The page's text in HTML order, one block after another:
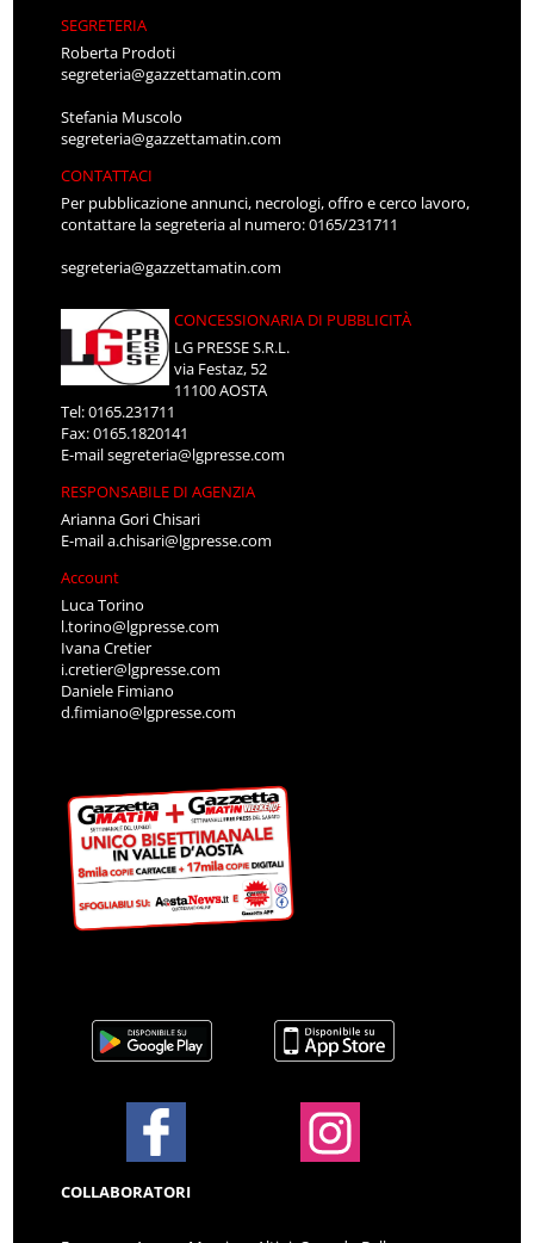
SEGRETERIA
Roberta Prodoti
segreteria@gazzettamatin.com
Stefania Muscolo
segreteria@gazzettamatin.com
CONTATTACI
Per pubblicazione annunci, necrologi, offro e cerco lavoro,
contattare la segreteria al numero: 0165/231711
segreteria@gazzettamatin.com
CONCESSIONARIA DI PUBBLICITÀ
LG PRESSE S.R.L.
via Festaz, 52
11100 AOSTA
Tel: 0165.231711
Fax: 0165.1820141
E-mailsegreteria@lgpresse.com
RESPONSABILE DI AGENZIA
Arianna Gori Chisari
E-maila.chisari@lgpresse.com
Account
Luca Torino
l.torino@lgpresse.com
Ivana Cretier
i.cretier@lgpresse.com
Daniele Fimiano
d.fimiano@lgpresse.com
COLLABORATORI